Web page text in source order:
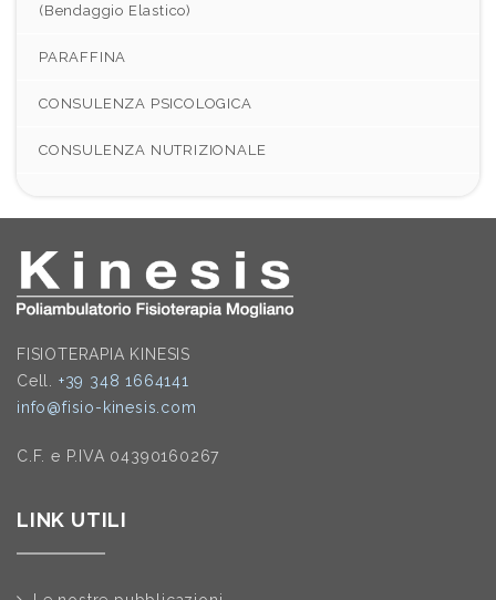
(Bendaggio Elastico)
PARAFFINA
CONSULENZA PSICOLOGICA
CONSULENZA NUTRIZIONALE
FISIOTERAPIA KINESIS
Cell. +39 348 1664141
info@fisio-kinesis.com
C.F. e P.IVA 04390160267
LINK UTILI